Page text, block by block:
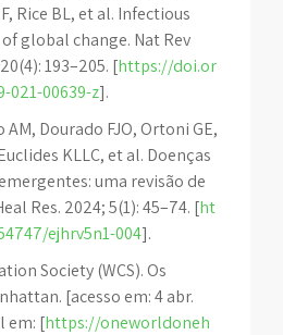
Rice BL, et al. Infectious
global change. Nat Rev
193–205. [https://doi.or
021-00639-z].
AM, Dourado FJO, Ortoni GE,
KLLC, et al. Doenças
uma revisão de
Res. 2024; 5(1): 45–74. [ht
ejhrv5n1-004].
Society (WCS). Os
[acesso em: 4 abr.
em: [https://oneworldoneh